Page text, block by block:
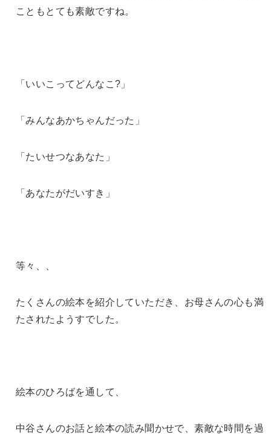
こともとても素敵ですね。
「いいこってどんなこ?」
「みんなあかちゃんだった」
「たいせつなあなた」
「あなたがだいすき」
等々、、
たくさんの絵本を紹介していただき、 お母さんの心も満
たされたようすでした。
絵本のひろばを通して、
中谷さんのお話と絵本の読み聞かせで、素敵な時間を過